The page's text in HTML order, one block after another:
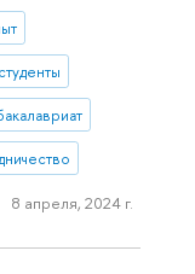
студенты
8 апреля, 2024 г.